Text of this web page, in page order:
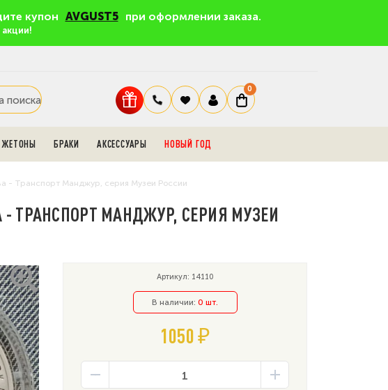
купон AVGUST5 при оформлении заказа.
0
ЖЕТОНЫ БРАКИ АКСЕССУАРЫ НОВЫЙ ГОД
- Транспорт Манджур, серия Музеи России
ТРАНСПОРТ МАНДЖУР, СЕРИЯ МУЗЕИ
Артикул: 14110
В наличии:0 шт.
1050 ₽